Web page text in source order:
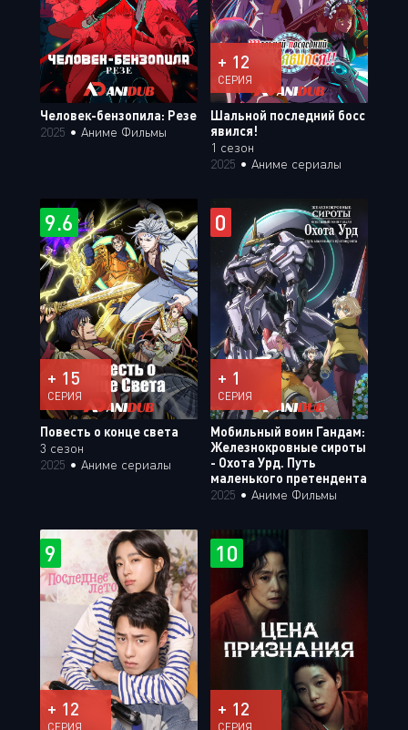
Человек-бензопила: Резе
2025 • Аниме Фильмы
+ 12
СЕРИЯ
Шальной последний босс
явился!
1 сезон
2025 • Аниме сериалы
9.6
+ 15
СЕРИЯ
Повесть о конце света
3 сезон
2025 • Аниме сериалы
0
+ 1
СЕРИЯ
Мобильный воин Гандам:
Железнокровные сироты
- Охота Урд. Путь
маленького претендента
2025 • Аниме Фильмы
9
+ 12
СЕРИЯ
10
+ 12
СЕРИЯ